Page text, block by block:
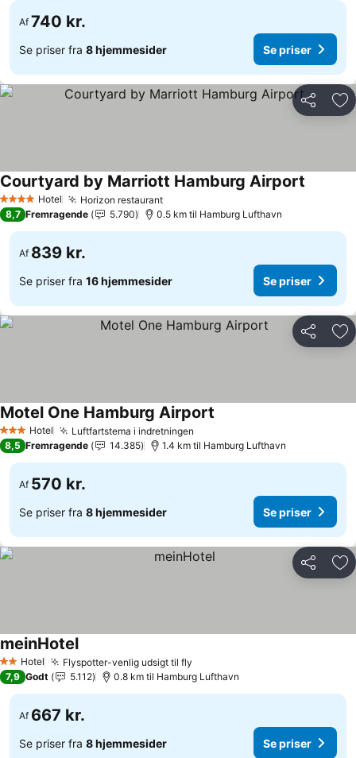
Af 740 kr.
Se priser fra 8 hjemmesider Se priser
Del
4 StjernerHotel Horizon restaurant
Courtyard by Marriott Hamburg Airport
8,7 Fremragende 5.790 0.5 km til Hamburg Lufthavn
Af 839 kr.
Se priser fra 16 hjemmesider Se priser
Del
3 StjernerHotel Luftfartstema i indretningen
Motel One Hamburg Airport
8,5 Fremragende 14.385 1.4 km til Hamburg Lufthavn
Af 570 kr.
Se priser fra 8 hjemmesider Se priser
Del
2 Stjerner
Hotel Flyspotter-venlig udsigt til fly
meinHotel
7,9 Godt 5.112 0.8 km til Hamburg Lufthavn
Af 667 kr.
Se priser fra 8 hjemmesider Se priser